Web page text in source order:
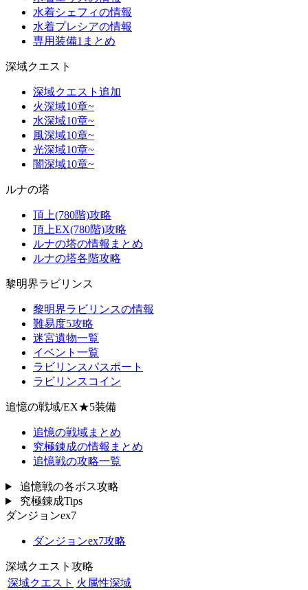
水着シェフィの情報
水着プレシアの情報
専用装備1まとめ
深域クエスト
深域クエスト追加
火深域10章~
水深域10章~
風深域10章~
光深域10章~
闇深域10章~
ルナの塔
頂上(780階)攻略
頂上EX(780階)攻略
ルナの塔の情報まとめ
ルナの塔各階攻略
黎明界ラビリンス
黎明界ラビリンスの情報
難易度5攻略
迷宮遺物一覧
イベント一覧
ラビリンスパスポート
ラビリンスコイン
追憶の戦域/EX★5装備
追憶の戦域まとめ
究極錬成の情報まとめ
追憶戦の攻略一覧
追憶戦の各ボス攻略
究極錬成Tips
ダンジョンex7
ダンジョンex7攻略
深域クエスト攻略
深域クエスト 火属性深域